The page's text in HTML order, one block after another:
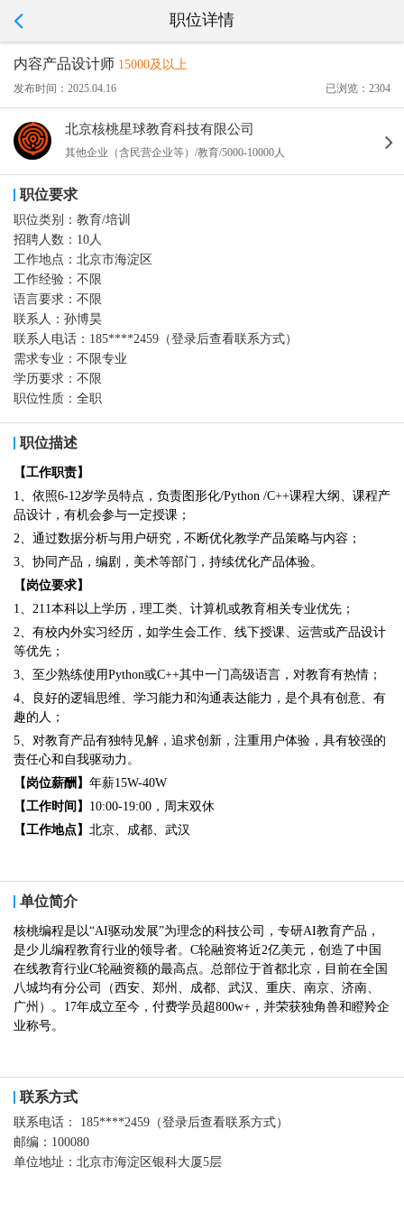
职位详情
内容产品设计师 15000及以上
发布时间：2025.04.16 已浏览：2304
北京核桃星球教育科技有限公司
其他企业（含民营企业等）/教育/5000-10000人
职位要求
职位类别： 教育/培训
招聘人数： 10人
工作地点： 北京市海淀区
工作经验： 不限
语言要求： 不限
联系人： 孙博昊
联系人电话： 185****2459（登录后查看联系方式）
需求专业： 不限专业
学历要求： 不限
职位性质： 全职
职位描述
【工作职责】
1、依照6-12岁学员特点，负责图形化/Python /C++课程大纲、课程产
品设计，有机会参与一定授课；
2、通过数据分析与用户研究，不断优化教学产品策略与内容；
3、协同产品，编剧，美术等部门，持续优化产品体验。
【岗位要求】
1、211本科以上学历，理工类、计算机或教育相关专业优先；
2、有校内外实习经历，如学生会工作、线下授课、运营或产品设计
等优先；
3、至少熟练使用Python或C++其中一门高级语言，对教育有热情；
4、良好的逻辑思维、学习能力和沟通表达能力，是个具有创意、有
趣的人；
5、对教育产品有独特见解，追求创新，注重用户体验，具有较强的
责任心和自我驱动力。
【岗位薪酬】 年薪15W-40W
【工作时间】 10:00-19:00，周末双休
【工作地点】 北京、成都、武汉
单位简介
核桃编程是以“AI驱动发展”为理念的科技公司，专研AI教育产品，
是少儿编程教育行业的领导者。C轮融资将近2亿美元，创造了中国
在线教育行业C轮融资额的最高点。总部位于首都北京，目前在全国
八城均有分公司（西安、郑州、成都、武汉、重庆、南京、济南、
广州）。17年成立至今，付费学员超800w+，并荣获独角兽和瞪羚企
业称号。
联系方式
联系电话：
185****2459（登录后查看联系方式）
邮编： 100080
单位地址： 北京市海淀区银科大厦5层